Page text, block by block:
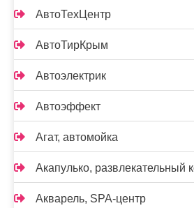
АвтоТехЦентр
АвтоТирКрым
Автоэлектрик
Автоэффект
Агат, автомойка
Акапулько, развлекательный
Акварель, SPA-центр